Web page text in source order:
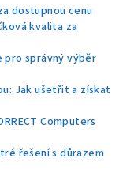
dostupnou cenu
kvalita za
pro správný výběr
Jak ušetřit a získat
Computers
řešení s důrazem